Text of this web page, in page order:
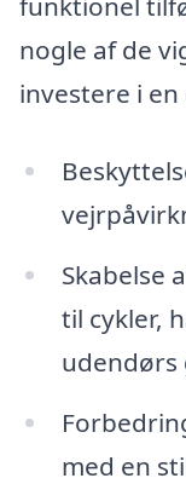
nogle af de
investere i
Skabelse
til cykler,
udendørs
med en